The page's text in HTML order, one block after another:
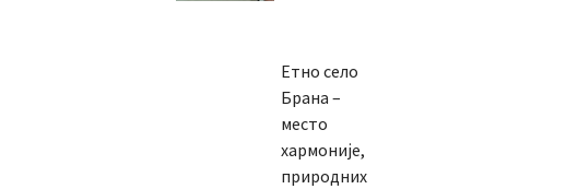
Етно село
Брана –
место
хармоније,
природних